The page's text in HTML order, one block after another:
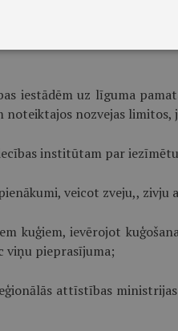
saistītu darbību, kas
iestādēm uz līguma
nozvejas
institūtam par
veicot zveju,,
kuģiem, ievērojot
viņu pieprasījuma;
attīstības